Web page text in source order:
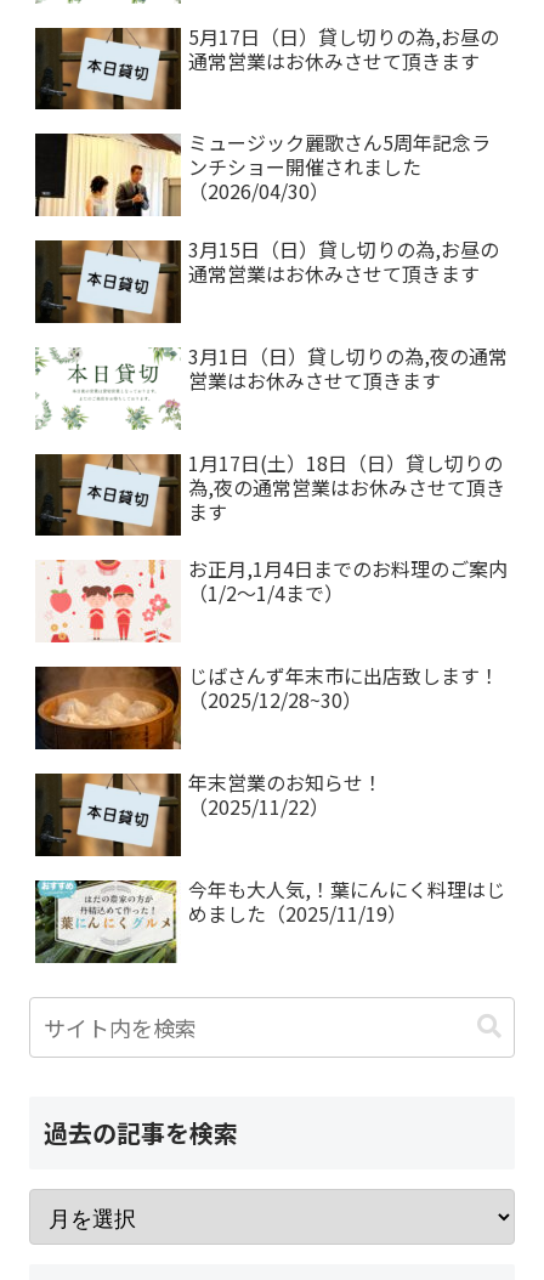
5月17日（日）貸し切りの為,お昼の
通常営業はお休みさせて頂きます
ミュージック麗歌さん5周年記念ラ
ンチショー開催されました
（2026/04/30）
3月15日（日）貸し切りの為,お昼の
通常営業はお休みさせて頂きます
3月1日（日）貸し切りの為,夜の通常
営業はお休みさせて頂きます
1月17日(土）18日（日）貸し切りの
為,夜の通常営業はお休みさせて頂き
ます
お正月,1月4日までのお料理のご案内
（1/2～1/4まで）
じばさんず年末市に出店致します！
（2025/12/28~30）
年末営業のお知らせ！
（2025/11/22）
今年も大人気,！葉にんにく料理はじ
めました（2025/11/19）
過去の記事を検索